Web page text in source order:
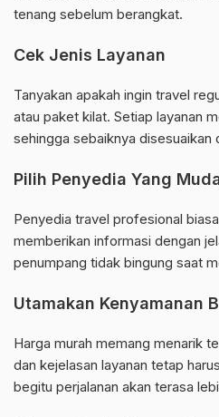
tenang sebelum berangkat.
Cek Jenis Layanan
Tanyakan apakah ingin travel
atau paket kilat. Setiap layanan
sehingga sebaiknya disesuaikan
Pilih Penyedia Yang
Penyedia travel profesional
memberikan informasi dengan
penumpang tidak bingung saat
Utamakan Kenyamanan
Harga murah memang menarik
dan kejelasan layanan tetap
begitu perjalanan akan terasa